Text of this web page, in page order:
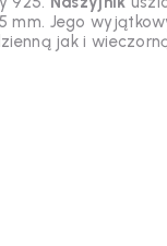
mm. Jego
jak i